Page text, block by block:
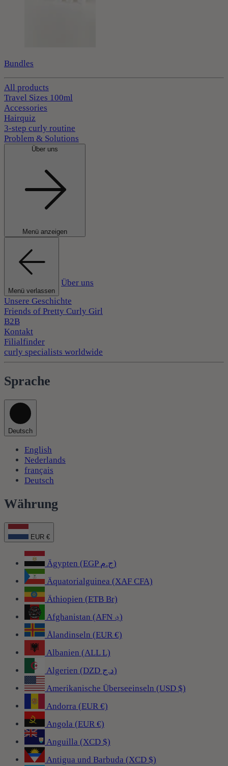
Bundles
All products
Travel Sizes 100ml
Accessories
Hairquiz
3-step curly routine
Problem & Solutions
Über uns
Menü anzeigen
Menü verlassen
Über uns
Unsere Geschichte
Friends of Pretty Curly Girl
B2B
Kontakt
Filialfinder
curly specialists worldwide
Sprache
Deutsch
English
Nederlands
français
Deutsch
Währung
EUR €
Ägypten (EGP ج.م)
Äquatorialguinea (XAF CFA)
Äthiopien (ETB Br)
Afghanistan (AFN ؋)
Ålandinseln (EUR €)
Albanien (ALL L)
Algerien (DZD د.ج)
Amerikanische Überseeinseln (USD $)
Andorra (EUR €)
Angola (EUR €)
Anguilla (XCD $)
Antigua und Barbuda (XCD $)